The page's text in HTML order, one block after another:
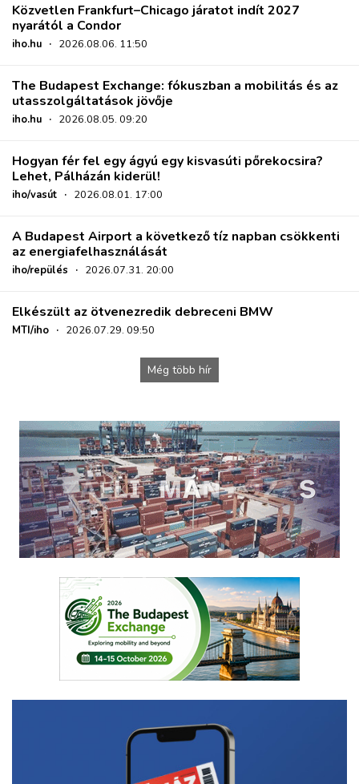
Közvetlen Frankfurt–Chicago járatot indít 2027
nyarától a Condor
iho.hu · 2026.08.06. 11:50
The Budapest Exchange: fókuszban a mobilitás és az
utasszolgáltatások jövője
iho.hu · 2026.08.05. 09:20
Hogyan fér fel egy ágyú egy kisvasúti pőrekocsira?
Lehet, Pálházán kiderül!
iho/vasút · 2026.08.01. 17:00
A Budapest Airport a következő tíz napban csökkenti
az energiafelhasználását
iho/repülés · 2026.07.31. 20:00
Elkészült az ötvenezredik debreceni BMW
MTI/iho · 2026.07.29. 09:50
Még több hír